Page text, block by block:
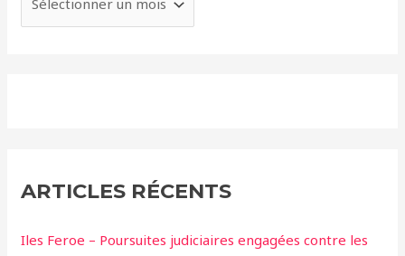
ARTICLES RÉCENTS
Iles Feroe – Poursuites judiciaires engagées contre les